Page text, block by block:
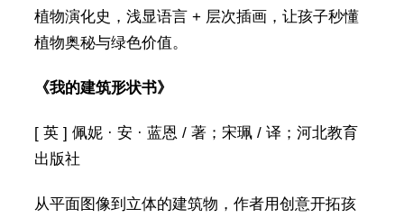
植物演化史，浅显语言 + 层次插画，让孩子秒懂
植物奥秘与绿色价值。
《我的建筑形状书》
[ 英 ] 佩妮 · 安 · 蓝恩 / 著；宋珮 / 译；河北教育
出版社
从平面图像到立体的建筑物，作者用创意开拓孩